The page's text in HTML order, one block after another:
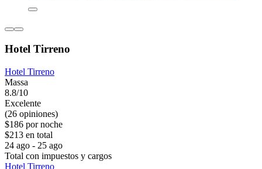
Hotel Tirreno
Hotel Tirreno
Massa
8.8/10
Excelente
(26 opiniones)
$186 por noche
$213 en total
24 ago - 25 ago
Total con impuestos y cargos
Hotel Tirreno